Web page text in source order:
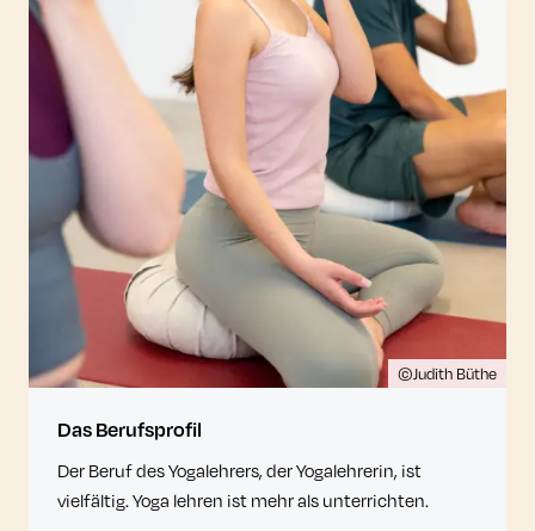
©Judith Büthe
Das Berufsprofil
Der Beruf des Yogalehrers, der Yogalehrerin, ist
vielfältig. Yoga lehren ist mehr als unterrichten.